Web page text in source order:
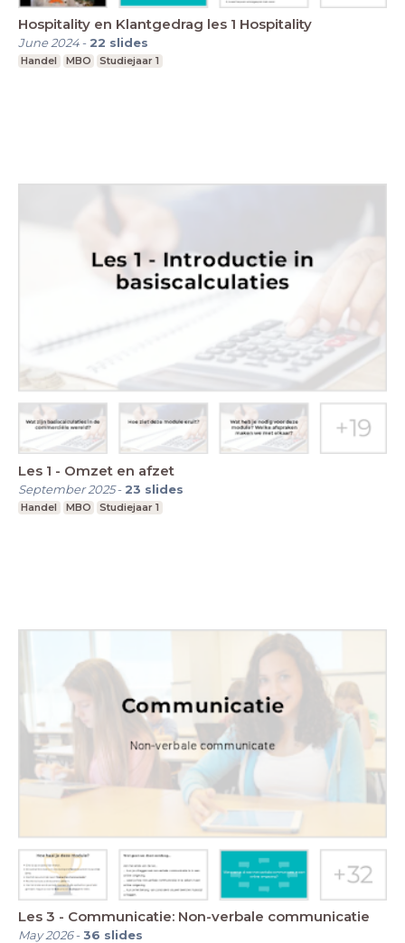
Hospitality en Klantgedrag les 1 Hospitality
June 2024- 22 slides
Handel MBO Studiejaar 1
Les 1 - Omzet en afzet
September 2025- 23 slides
Handel MBO Studiejaar 1
Les 3 - Communicatie: Non-verbale communicatie
May 2026-36 slides